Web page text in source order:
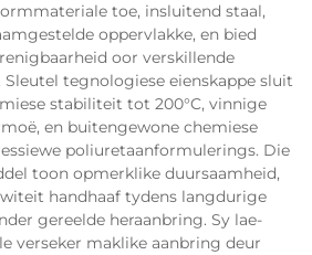
toe, insluitend staal,
oppervlakke, en bied
oor verskillende
tegnologiese eienskappe sluit
stabiliteit tot 200°C, vinnige
en buitengewone chemiese
poliuretaanformulerings. Die
toon opmerklike duursaamheid,
handhaaf tydens langdurige
gereelde heraanbring. Sy lae-
verseker maklike aanbring deur